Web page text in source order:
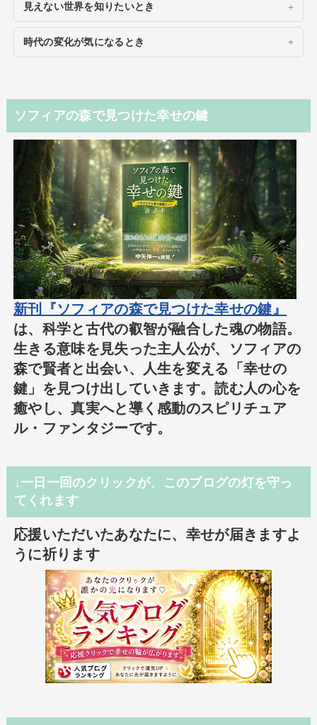
見えない世界を知りたいとき
時代の変化が気になるとき
ソフィアの森で見つけた幸せの鍵
新刊『ソフィアの森で見つけた幸せの鍵』
は、科学と古代の叡智が融合した魂の物語。
生きる意味を見失った主人公が、ソフィアの
森で賢者と出会い、人生を変える「幸せの
鍵」を見つけ出していきます。読む人の心を
癒やし、真実へと導く感動のスピリチュア
ル・ファンタジーです。
↓一日一回のクリックが、このブログの灯を守っ
てくれます
応援いただいたあなたに、幸せが届きますよ
うに祈ります